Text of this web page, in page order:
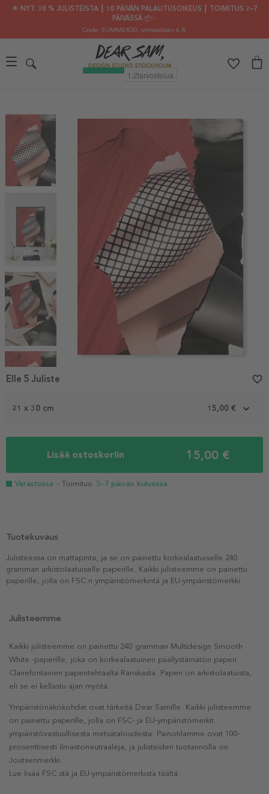
🌟 NYT: 30 % JULISTEISTA ┃ 30 PÄIVÄN PALAUTUSOIKEUS ┃ TOIMITUS 2–7
PÄIVÄSSÄ 📦✨
Code: SUMMER30, viimeistään 6.8.
Item
1
21 x 30 cm 15,00 €
Lisää ostoskoriin 15,00 €
Varastossa - Toimitus: 3–7 päivän kuluessa
Elle 5 Juliste favorite_border
Tuotekuvaus
Julisteessa on mattapinta, ja se on painettu korkealaatuiselle 240
gramman arkistolaatuiselle paperille. Kaikki julisteemme on painettu
paperille, jolla on FSC:n ympäristömerkintä ja EU-ympäristömerkki.
Julisteemme
Kaikki julisteemme on painettu 240 gramman Multidesign Smooth
White -paperille, joka on korkealaatuinen päällystämätön paperi
Clairefontainen paperitehtaalta Ranskasta. Paperi on arkistolaatuista,
eli se ei kellastu ajan myötä.
Ympäristönäkökohdat ovat tärkeitä Dear Samille. Kaikki julisteemme
on painettu paperille, jolla on FSC- ja EU-ympäristömerkit
ympäristövastuullisesta metsätaloudesta. Painotilamme ovat 100-
prosenttisesti ilmastoneutraaleja, ja julisteiden tuotannolla on
Joutsenmerkki.
Lue lisää FSC:stä ja EU-ympäristömerkistä täältä.